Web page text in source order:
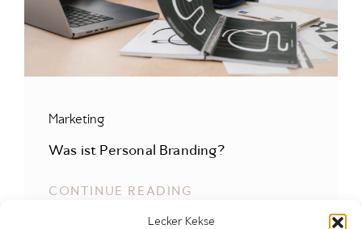
Lecker Kekse
Marketing
Was ist Personal Branding?
CONTINUE READING